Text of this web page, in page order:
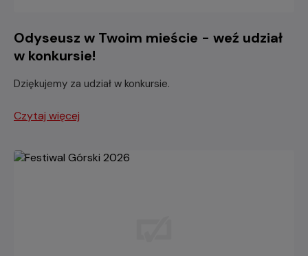
Odyseusz w Twoim mieście - weź udział
w konkursie!
Dziękujemy za udział w konkursie.
Czytaj więcej